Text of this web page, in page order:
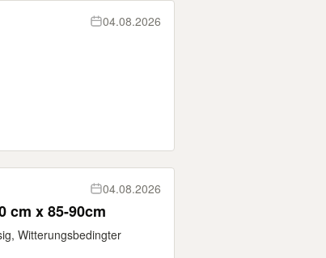
04.08.2026
04.08.2026
cm x 85-90cm
Witterungsbedingter